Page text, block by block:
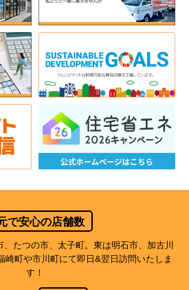
で安心の店舗数
たつの市、太子町。東は明石市、加古川
崎町や市川町にて即日&翌日訪問いたしま
す！